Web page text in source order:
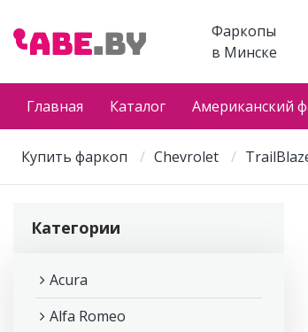
Фаркопы
в Минске
Главная Каталог Американский
Купить фаркоп Chevrolet
Категории
Acura
Alfa Romeo